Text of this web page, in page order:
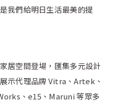
我們給明日生活最美的提
居空間登場，匯集多元設計
示代理品牌 Vitra、Artek、
、e15、Maruni 等眾多